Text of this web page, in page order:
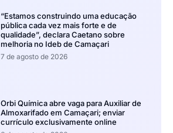
“Estamos construindo uma educação
pública cada vez mais forte e de
qualidade”, declara Caetano sobre
melhoria no Ideb de Camaçari
7 de agosto de 2026
Orbi Química abre vaga para Auxiliar de
Almoxarifado em Camaçari; enviar
currículo exclusivamente online